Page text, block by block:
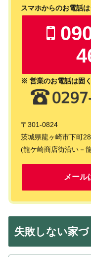
スマホからのお電話
※ 営業のお電話は固
〒301-0824
茨城県龍ヶ崎市下町
(龍ケ崎商店街沿い－
メール
失敗しない家